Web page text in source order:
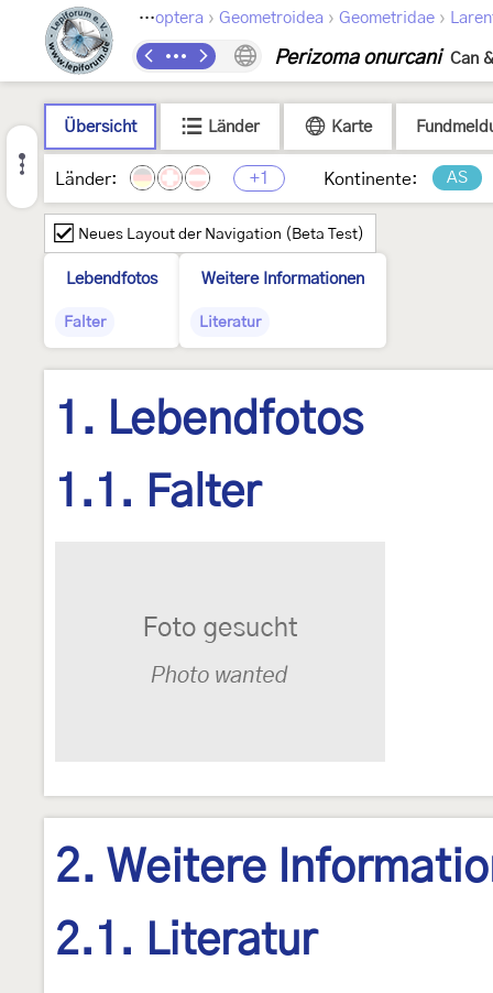
Lepidoptera › Geometroidea › Geometridae ›
Perizoma onurcani Can
Übersicht Länder Karte
Länder: +1 Kontinente: AS
Neues Layout der Navigation (Beta Test)
Lebendfotos
Falter
Weitere Informationen
Literatur
1. Lebendfotos
1.1. Falter
2. Weitere
2.1. Literatur